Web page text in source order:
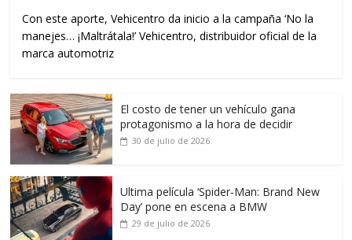
Con este aporte, Vehicentro da inicio a la campaña ‘No la
manejes… ¡Maltrátala!’ Vehicentro, distribuidor oficial de la
marca automotriz
El costo de tener un vehículo gana
protagonismo a la hora de decidir
30 de julio de 2026
Ultima película ‘Spider‑Man: Brand New
Day’ pone en escena a BMW
29 de julio de 2026